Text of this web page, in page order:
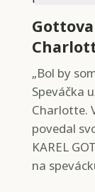
„Bol by
Speváčka
Charlotte.
povedal
KAREL
na